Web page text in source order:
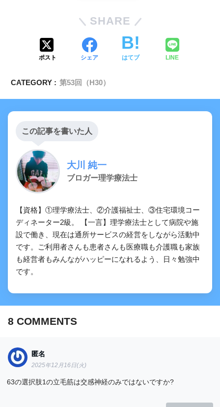
についての問題「まとめ・解説」
【共通問題のみ】排尿・排便（過程・神
経）についての問題「まとめ・解説」
SHARE
ポスト シェア はてブ LINE
CATEGORY : 第53回（H30）
この記事を書いた人
大川 純一
ブロガー理学療法士
【資格】①理学療法士、②介護福祉士、③住宅環境コー
ディネーター2級。 【一言】理学療法士として病院や施
設で働き、現在は通所サービスの経営をしながら活動中
です。ご利用者さんも患者さんも医療職も介護職も家族
も経営者もみんながハッピーになれるよう、日々勉強中
です。
8 COMMENTS
匿名
2025年12月16日(火)
63の選択肢1の立毛筋は交感神経のみではないですか?